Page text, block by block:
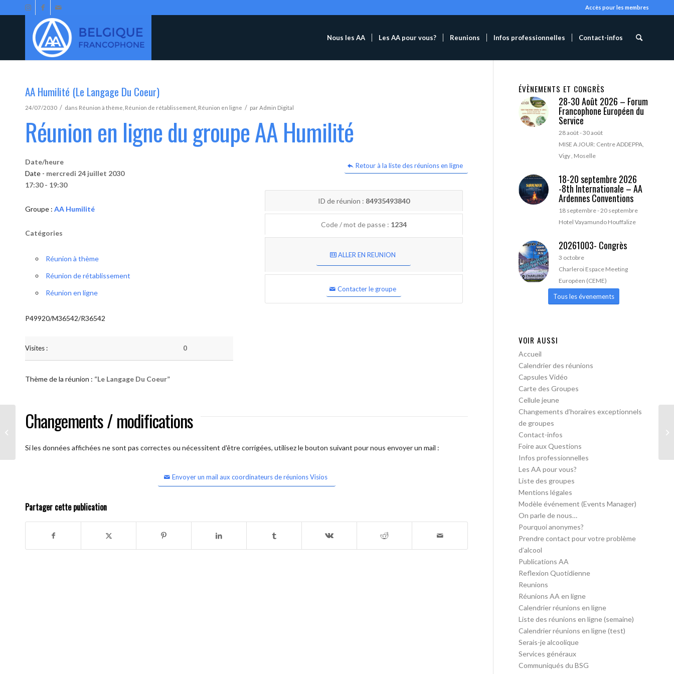
Accès pour les membres
Nous les AA Les AA pour vous? Reunions Infos professionnelles Contact-infos
AA Humilité (Le Langage Du Coeur)
24/07/2030 / dans Réunion à thème Réunion de rétablissement Réunion en ligne / parAdmin Digital
Réunion en ligne du groupe AA Humilité
Retour à la liste des réunions en ligne
Date/heure
Date - mercredi 24 juillet 2030
17:30 - 19:30
Groupe : AA Humilité
Catégories
Réunion à thème
Réunion de rétablissement
Réunion en ligne
P49920/M36542/R36542
Visites : 0
ID de réunion : 84935493840
Code / mot de passe : 1234
ALLER EN REUNION
Contacter le groupe
Thème de la réunion : “Le Langage Du Coeur”
Changements / modifications
Si les données affichées ne sont pas correctes ou nécessitent d'être corrigées, utilisez le bouton suivant pour nous envoyer un mail :
Envoyer un mail aux coordinateurs de réunions Visios
Partager cette publication
ÉVÈNEMENTS ET CONGRÈS
28-30 Août 2026 – Forum
Francophone Européen du
Service
28 août-30 août
MISE A JOUR: Centre ADDEPPA,
Vigy , Moselle
18-20 septembre 2026
-8th Internationale – AA
Ardennes Conventions
18 septembre-20 septembre
Hotel Vayamundo Houffalize
20261003- Congrès
3 octobre
Charleroi Espace Meeting
Européen (CEME)
Tous les évenements
VOIR AUSSI
Accueil
Calendrier des réunions
Capsules Vidéo
Carte des Groupes
Cellule jeune
Changements d’horaires exceptionnels
de groupes
Contact-infos
Foire aux Questions
Infos professionnelles
Les AA pour vous?
Liste des groupes
Mentions légales
Modèle événement (Events Manager)
On parle de nous…
Pourquoi anonymes?
Prendre contact pour votre problème
d’alcool
Publications AA
Reflexion Quotidienne
Reunions
Réunions AA en ligne
Calendrier réunions en ligne
Liste des réunions en ligne (semaine)
Calendrier réunions en ligne (test)
Serais-je alcoolique
Services généraux
Communiqués du BSG
AA Humilité (Le Langage Du Coeur)